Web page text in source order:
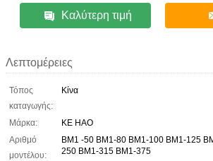
Καλύτερη τιμή
Λεπτομέρειες
Τόπος
καταγωγής:
Κίνα
Μάρκα:
KE HAO
Αριθμό
μοντέλου:
BM1 -50 BM1-80 BM1-100 BM1-125
250 BM1-315 BM1-375